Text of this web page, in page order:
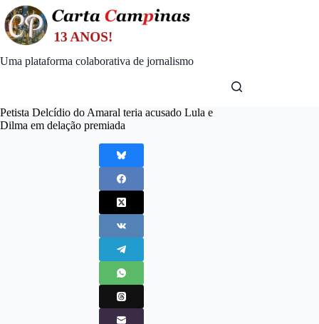
Skip
to
content
Uma plataforma colaborativa de jornalismo
Petista Delcídio do Amaral teria acusado Lula e
Dilma em delação premiada